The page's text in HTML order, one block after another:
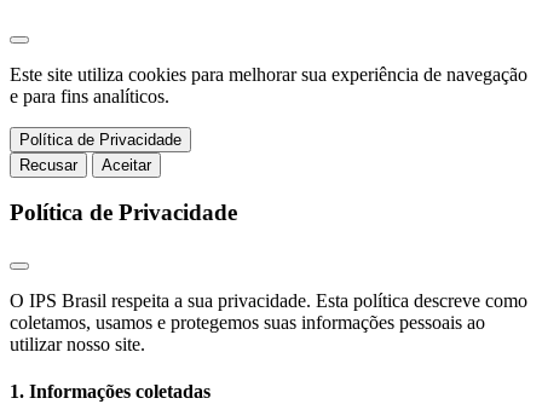
Este site utiliza cookies para melhorar sua experiência de navegação
e para fins analíticos.
Política de Privacidade
Recusar
Aceitar
Política de Privacidade
O IPS Brasil respeita a sua privacidade. Esta política descreve como
coletamos, usamos e protegemos suas informações pessoais ao
utilizar nosso site.
1. Informações coletadas